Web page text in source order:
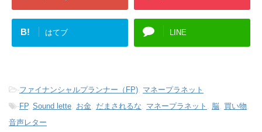
B! はてブ LINE
-ファイナンシャルプランナー（FP) マネープラネット
-FP, Sound lette お金 だまされるな マネープラネット 脳 買い物
音声レター